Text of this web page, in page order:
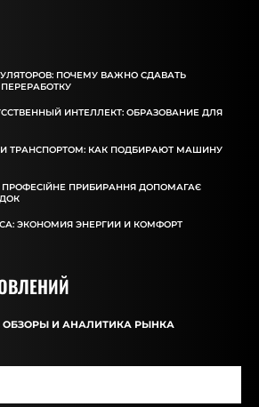
ПОЧЕМУ ВАЖНО СДАВАТЬ
ИНТЕЛЛЕКТ: ОБРАЗОВАНИЕ ДЛЯ
ТРАНСПОРТОМ: КАК ПОДБИРАЮТ МАШИНУ
ПРОФЕСІЙНЕ ПРИБИРАННЯ ДОПОМАГАЄ
ЭКОНОМИЯ ЭНЕРГИИ И КОМФОРТ
И АНАЛИТИКА РЫНКА